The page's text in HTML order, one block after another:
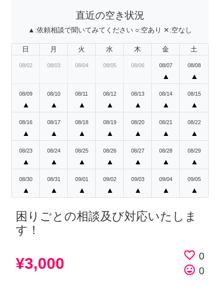
直近の空き状況
▲:依頼相談で聞いてみてください ○:空あり ✕:空なし
日 月 火 水 木 金 土
08/02 08/03 08/04 08/05 08/06 08/07
▲
08/08
▲
08/09
▲
08/10
▲
08/11
▲
08/12
▲
08/13
▲
08/14
▲
08/15
▲
08/16
▲
08/17
▲
08/18
▲
08/19
▲
08/20
▲
08/21
▲
08/22
▲
08/23
▲
08/24
▲
08/25
▲
08/26
▲
08/27
▲
08/28
▲
08/29
▲
08/30
▲
08/31
▲
09/01
▲
09/02
▲
09/03
▲
09/04
▲
09/05
▲
困りごとの相談及び対応いたしま
す！
¥3,000 favorite_border 0
tag_faces 0